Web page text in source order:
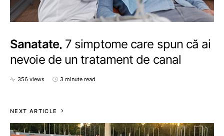
Sanatate 7 simptome care spun că ai
nevoie de un tratament de canal
356 views 3 minute read
NEXT ARTICLE